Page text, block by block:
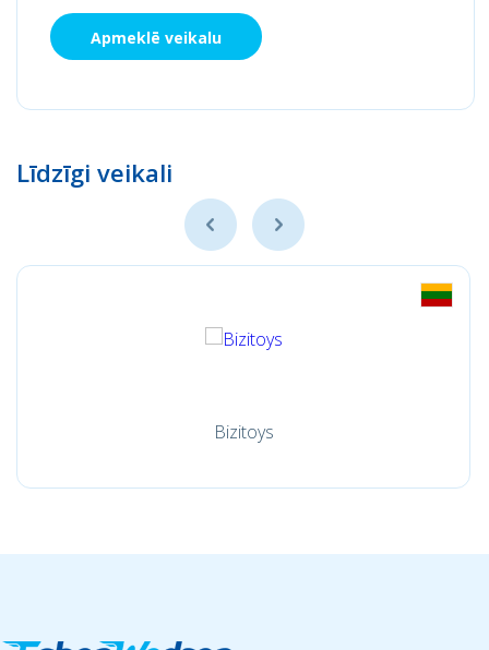
Apmeklē veikalu
Līdzīgi veikali
Bizitoys